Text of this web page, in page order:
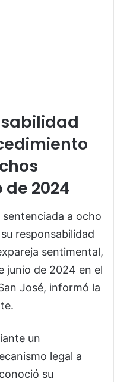
2024
sentenciada a ocho
responsabilidad
sentimental,
junio de 2024 en el
José, informó la
un
legal a
su